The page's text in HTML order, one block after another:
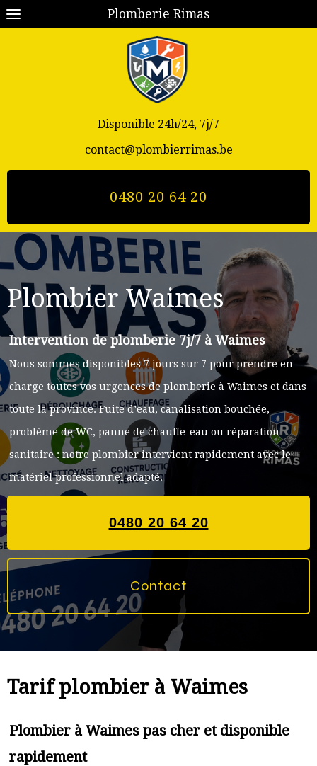
Plomberie Rimas
Disponible 24h/24, 7j/7
contact@plombierrimas.be
0480 20 64 20
Plombier Waimes
Intervention de plomberie 7j/7 à Waimes
Nous sommes disponibles 7 jours sur 7 pour prendre en
charge toutes vos urgences de plomberie à Waimes et dans
toute la province. Fuite d’eau, canalisation bouchée,
problème de WC, panne de chauffe-eau ou réparation
sanitaire : notre plombier intervient rapidement avec le
matériel professionnel adapté.
0480 20 64 20
Contact
Tarif plombier à Waimes
Plombier à Waimes pas cher et disponible
rapidement